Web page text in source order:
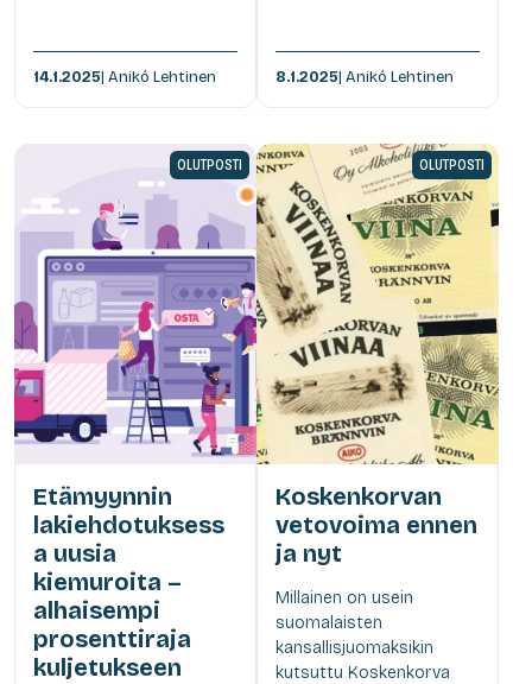
14.1.2025| Anikó Lehtinen 8.1.2025| Anikó Lehtinen
OLUTPOSTI
Etämyynnin
lakiehdotuksess
a uusia
kiemuroita –
alhaisempi
prosenttiraja
kuljetukseen
OLUTPOSTI
Koskenkorvan
vetovoima ennen
ja nyt
Millainen on usein
suomalaisten
kansallisjuomaksikin
kutsuttu Koskenkorva